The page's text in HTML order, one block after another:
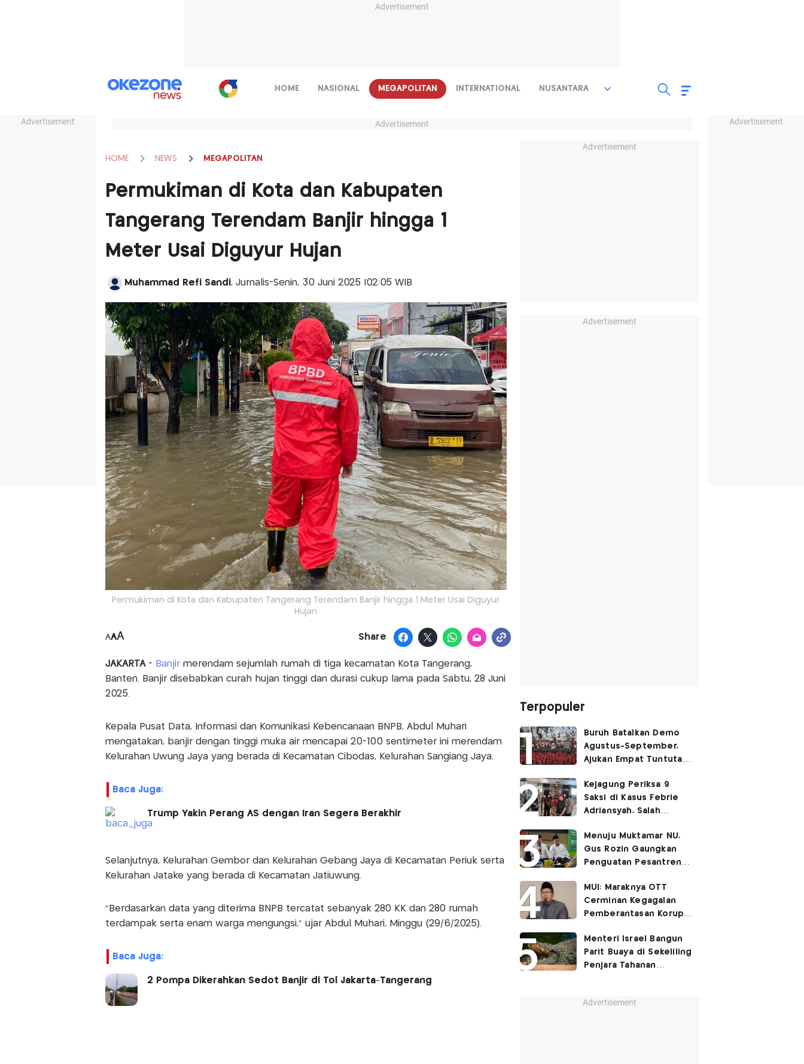
Advertisement
Advertisement Advertisement
HOME NASIONAL MEGAPOLITAN INTERNATIONAL NUSANTARA
Advertisement
HOME NEWS MEGAPOLITAN
Permukiman di Kota dan Kabupaten
Tangerang Terendam Banjir hingga 1
Meter Usai Diguyur Hujan
Muhammad Refi Sandi, Jurnalis-Senin, 30 Juni 2025 |02:05 WIB
Permukiman di Kota dan Kabupaten Tangerang Terendam Banjir hingga 1 Meter Usai Diguyur
Hujan
AAA Share
JAKARTA - Banjir merendam sejumlah rumah di tiga kecamatan Kota Tangerang,
Banten. Banjir disebabkan curah hujan tinggi dan durasi cukup lama pada Sabtu, 28 Juni
2025.
Kepala Pusat Data, Informasi dan Komunikasi Kebencanaan BNPB, Abdul Muhari
mengatakan, banjir dengan tinggi muka air mencapai 20-100 sentimeter ini merendam
Kelurahan Uwung Jaya yang berada di Kecamatan Cibodas, Kelurahan Sangiang Jaya.
Baca Juga:
Trump Yakin Perang AS dengan Iran Segera Berakhir
Selanjutnya, Kelurahan Gembor dan Kelurahan Gebang Jaya di Kecamatan Periuk serta
Kelurahan Jatake yang berada di Kecamatan Jatiuwung.
"Berdasarkan data yang diterima BNPB tercatat sebanyak 280 KK dan 280 rumah
terdampak serta enam warga mengungsi," ujar Abdul Muhari, Minggu (29/6/2025).
Baca Juga:
2 Pompa Dikerahkan Sedot Banjir di Tol Jakarta-Tangerang
Advertisement
Advertisement
Terpopuler
Buruh Batalkan Demo
Agustus-September,
Ajukan Empat Tuntutan
Kejagung Periksa 9
Saksi di Kasus Febrie
Adriansyah, Salah
Menuju Muktamar NU,
Gus Rozin Gaungkan
Penguatan Pesantren
MUI: Maraknya OTT
Cerminan Kegagalan
Pemberantasan Korupsi
Menteri Israel Bangun
Parit Buaya di Sekeliling
Penjara Tahanan
Advertisement